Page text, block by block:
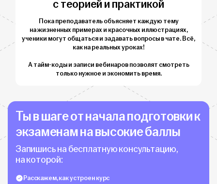
с теорией и практикой
Пока преподаватель объясняет каждую тему
на жизненных примерах и красочных иллюстрациях,
ученики могут общаться и задавать вопросы в чате. Всё,
как на реальных уроках!
А тайм-коды и записи вебинаров позволят смотреть
только нужное и экономить время.
Ты в шаге от начала подготовки к
экзаменам на высокие баллы
Запишись на бесплатную консультацию,
на которой:
Расскажем, как устроен курс